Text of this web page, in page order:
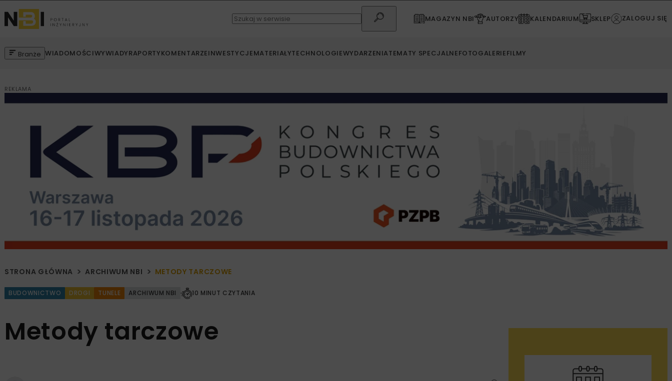
MAGAZYN NBI AUTORZY KALENDARIUM SKLEP ZALOGUJ SIĘ
Branże WIADOMOŚCIWYWIADYRAPORTYKOMENTARZEINWESTYCJEMATERIAŁYTECHNOLOGIEWYDARZENIATEMATY SPECJALNEFOTOGALERIEFILMY
REKLAMA
STRONA GŁÓWNA ARCHIWUM NBI METODY TARCZOWE
BUDOWNICTWO DROGI TUNELE ARCHIWUM NBI 10 MINUT CZYTANIA
Metody tarczowe